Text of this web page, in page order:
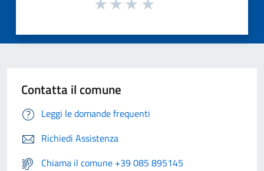
Contatta il comune
Leggi le domande frequenti
Richiedi Assistenza
Chiama il comune +39 085 895145